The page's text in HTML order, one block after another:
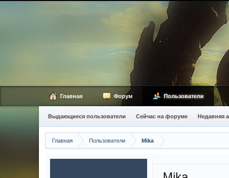
Главная Пользователи Mika
Главная Форум Пользователи
Выдающиеся пользователи Сейчас на форуме Недавняя